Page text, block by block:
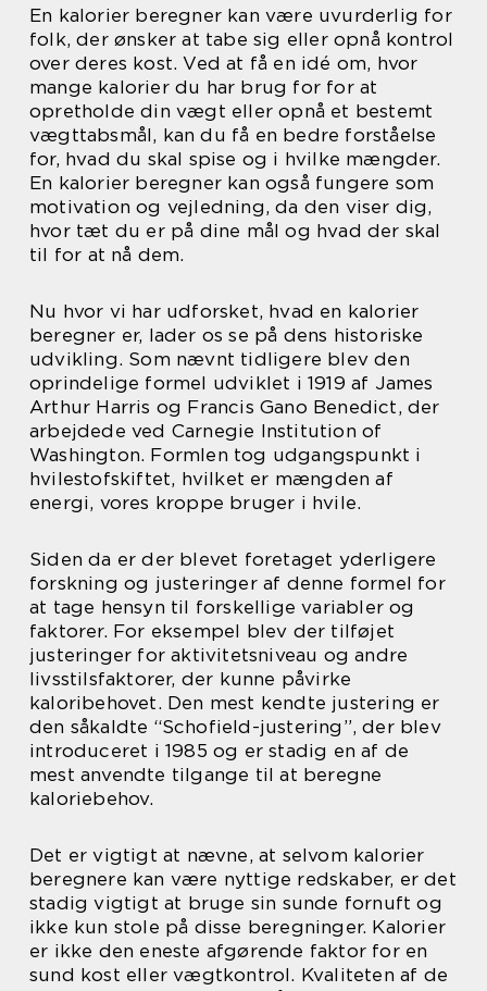
En kalorier beregner kan være uvurderlig for
folk, der ønsker at tabe sig eller opnå kontrol
over deres kost. Ved at få en idé om, hvor
mange kalorier du har brug for for at
opretholde din vægt eller opnå et bestemt
vægttabsmål, kan du få en bedre forståelse
for, hvad du skal spise og i hvilke mængder.
En kalorier beregner kan også fungere som
motivation og vejledning, da den viser dig,
hvor tæt du er på dine mål og hvad der skal
til for at nå dem.
Nu hvor vi har udforsket, hvad en kalorier
beregner er, lader os se på dens historiske
udvikling. Som nævnt tidligere blev den
oprindelige formel udviklet i 1919 af James
Arthur Harris og Francis Gano Benedict, der
arbejdede ved Carnegie Institution of
Washington. Formlen tog udgangspunkt i
hvilestofskiftet, hvilket er mængden af
energi, vores kroppe bruger i hvile.
Siden da er der blevet foretaget yderligere
forskning og justeringer af denne formel for
at tage hensyn til forskellige variabler og
faktorer. For eksempel blev der tilføjet
justeringer for aktivitetsniveau og andre
livsstilsfaktorer, der kunne påvirke
kaloribehovet. Den mest kendte justering er
den såkaldte “Schofield-justering”, der blev
introduceret i 1985 og er stadig en af de
mest anvendte tilgange til at beregne
kaloriebehov.
Det er vigtigt at nævne, at selvom kalorier
beregnere kan være nyttige redskaber, er det
stadig vigtigt at bruge sin sunde fornuft og
ikke kun stole på disse beregninger. Kalorier
er ikke den eneste afgørende faktor for en
sund kost eller vægtkontrol. Kvaliteten af de